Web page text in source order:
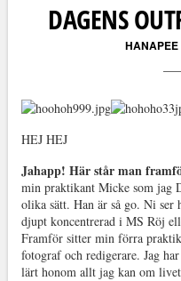
DAGENS
HANAPEE
HEJ HEJ
Jahapp! Här står man
min praktikant Micke som jag
olika sätt. Han är så go. Ni ser
djupt koncentrerad i MS Röj
Framför sitter min förra
fotograf och redigerare. Jag
lärt honom allt jag kan om